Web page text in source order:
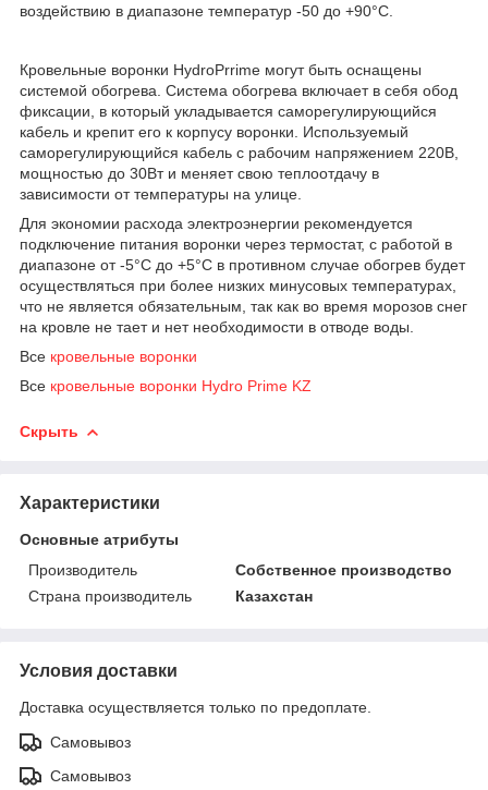
воздействию в диапазоне температур -50 до +90°С.
Кровельные воронки HydroPrrime могут быть оснащены
системой обогрева. Система обогрева включает в себя обод
фиксации, в который укладывается саморегулирующийся
кабель и крепит его к корпусу воронки. Используемый
саморегулирующийся кабель с рабочим напряжением 220В,
мощностью до 30Вт и меняет свою теплоотдачу в
зависимости от температуры на улице.
Для экономии расхода электроэнергии рекомендуется
подключение питания воронки через термостат, с работой в
диапазоне от -5°С до +5°С в противном случае обогрев будет
осуществляться при более низких минусовых температурах,
что не является обязательным, так как во время морозов снег
на кровле не тает и нет необходимости в отводе воды.
Все кровельные воронки
Все кровельные воронки Hydro Prime KZ
Скрыть
Характеристики
Основные атрибуты
Производитель
Собственное производство
Страна производитель
Казахстан
Условия доставки
Доставка осуществляется только по предоплате.
Самовывоз
Самовывоз